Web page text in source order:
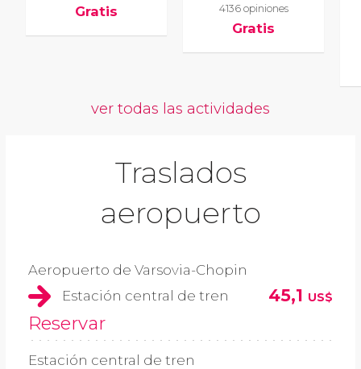
Gratis 4136 opiniones
Gratis
ver todas las actividades
Traslados
aeropuerto
Aeropuerto de Varsovia-Chopin
Estación central de tren
45,1 US$
Reservar
Estación central de tren